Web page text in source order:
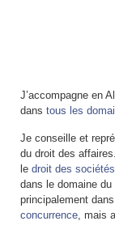
J’accompagne en
dans tous les
Je conseille et
du droit des
le droit des sociétés
dans le domaine du
principalement
concurrence , mais